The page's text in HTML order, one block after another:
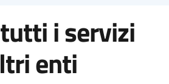
i servizi
enti